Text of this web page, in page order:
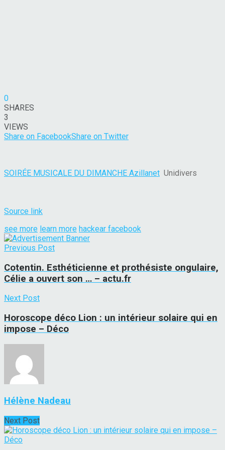
0
SHARES
3
VIEWS
Share on FacebookShare on Twitter
SOIRÉE MUSICALE DU DIMANCHE Azillanet Unidivers
Source link
see more learn more hackear facebook
Previous Post
Cotentin. Esthéticienne et prothésiste ongulaire,
Célie a ouvert son … – actu.fr
Next Post
Horoscope déco Lion : un intérieur solaire qui en
impose – Déco
Hélène Nadeau
Next Post